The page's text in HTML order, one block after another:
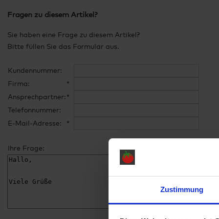
Zustimmung
Fragen zu diesem Artikel?
Sie haben eine Frage zu diesem Artikel?
Bitte füllen Sie das Formular aus.
Kundennummer:
Firma:
*
Ansprechpartner:*
Telefonnummer:
E-Mail-Adresse:
*
Ihre Frage: